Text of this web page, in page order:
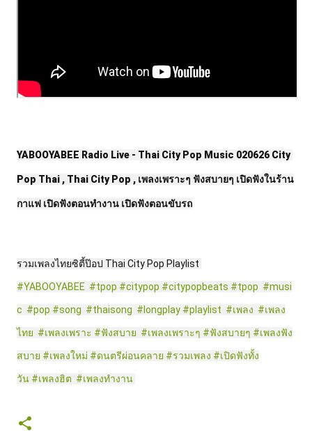
YABOOYABEE Radio Live - Thai City Pop Music 020626 City
Pop Thai , Thai City Pop , เพลงเพราะๆ ฟังสบายๆ เปิดฟังในร้าน
กาแฟ เปิดฟังตอนทำงาน เปิดฟังตอนขับรถ
#YABOOYABEE #tpop #citypop #citypopbeats #tpop #musi
c #pop #song #thaisong #longplay #playlist #เพลง #เพลง
ไทย #เพลงเพราะ #ฟังสบาย #เพลงเพราะๆ #ฟังสบายๆ #เพลงฟัง
สบาย #เพลงใหม่ #ดนตรีผ่อนคลาย #รวมเพลง #เปิดฟังทั้ง
วัน #เพลงฮิต #เพลงทํางาน